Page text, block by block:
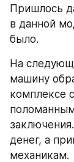
Пришлось
в данной
было.
На
машину
комплексе
денег, а
механикам.